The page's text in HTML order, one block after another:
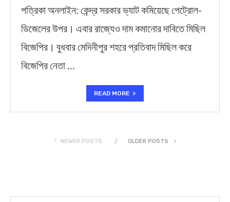
পত্রিকা অনলাইন: কেন্দ্র সরকার ভ্যাট কমিয়েছে পেট্রোল-
ডিজেলের উপর। এবার রাজ্যেও দাম কমানোর দাবিতে মিছিল
বিজেপির। বুধবার মেদিনীপুর শহরে প্রতিবাদ মিছিল করে
বিজেপির নেতা …
READ MORE
NEWER POSTS OLDER POSTS